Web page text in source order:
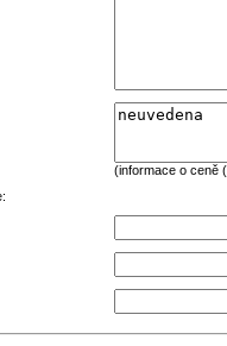
(informace o ceně